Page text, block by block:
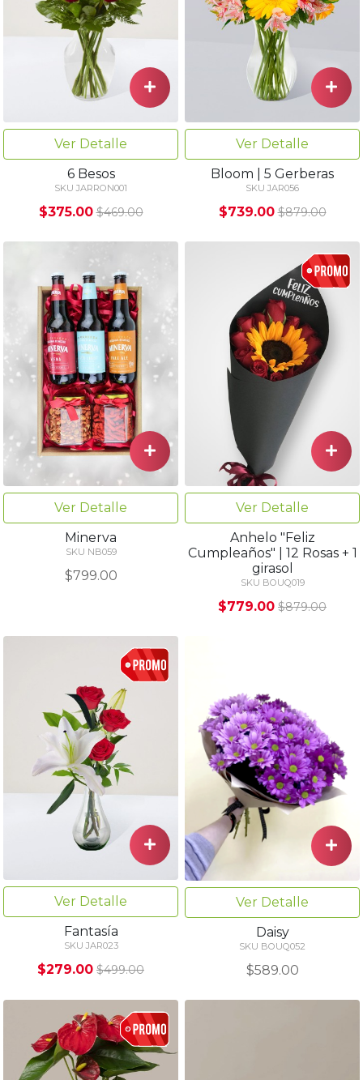
Ver Detalle
6 Besos
SKU JARRON001
$375.00 $469.00
Ver Detalle
Bloom | 5 Gerberas
SKU JAR056
$739.00 $879.00
Ver Detalle
Minerva
SKU NB059
$799.00
Ver Detalle
Anhelo "Feliz
Cumpleaños" | 12 Rosas + 1
girasol
SKU BOUQ019
$779.00 $879.00
Ver Detalle
Fantasía
SKU JAR023
$279.00 $499.00
Ver Detalle
Daisy
SKU BOUQ052
$589.00